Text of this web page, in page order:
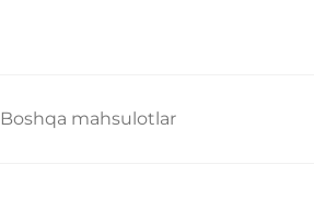
Boshqa mahsulotlar